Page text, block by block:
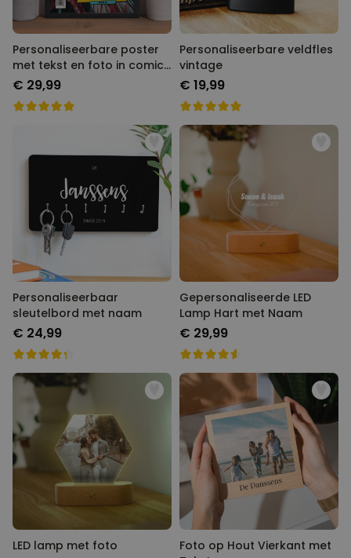
Personaliseerbare poster
met tekst en foto in comic
stijl
€ 29,99
Personaliseerbare veldfles
vintage
€ 19,99
Personaliseerbaar
sleutelbord met naam
€ 24,99
Gepersonaliseerde LED
Lamp Hart met Naam
€ 29,99
LED lamp met foto
Foto op Hout Vierkant met